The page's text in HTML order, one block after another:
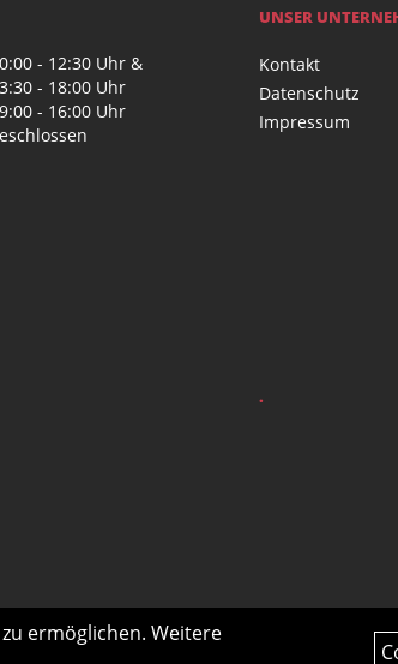
- 12:30 Uhr &
- 18:00 Uhr
- 16:00 Uhr
UNSER
Kontakt
Datenschutz
Impressum
.
ermöglichen. Weitere